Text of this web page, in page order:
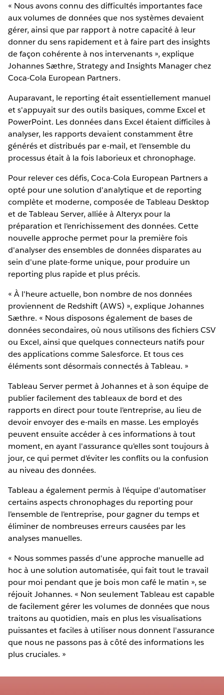
« Nous avons connu des difficultés importantes face
aux volumes de données que nos systèmes devaient
gérer, ainsi que par rapport à notre capacité à leur
donner du sens rapidement et à faire part des insights
de façon cohérente à nos intervenants », explique
Johannes Sæthre, Strategy and Insights Manager chez
Coca-Cola European Partners.
Auparavant, le reporting était essentiellement manuel
et s'appuyait sur des outils basiques, comme Excel et
PowerPoint. Les données dans Excel étaient difficiles à
analyser, les rapports devaient constamment être
générés et distribués par e-mail, et l'ensemble du
processus était à la fois laborieux et chronophage.
Pour relever ces défis, Coca-Cola European Partners a
opté pour une solution d'analytique et de reporting
complète et moderne, composée de Tableau Desktop
et de Tableau Server, alliée à Alteryx pour la
préparation et l'enrichissement des données. Cette
nouvelle approche permet pour la première fois
d'analyser des ensembles de données disparates au
sein d'une plate-forme unique, pour produire un
reporting plus rapide et plus précis.
« À l'heure actuelle, bon nombre de nos données
proviennent de Redshift (AWS) », explique Johannes
Sæthre. « Nous disposons également de bases de
données secondaires, où nous utilisons des fichiers CSV
ou Excel, ainsi que quelques connecteurs natifs pour
des applications comme Salesforce. Et tous ces
éléments sont désormais connectés à Tableau. »
Tableau Server permet à Johannes et à son équipe de
publier facilement des tableaux de bord et des
rapports en direct pour toute l'entreprise, au lieu de
devoir envoyer des e-mails en masse. Les employés
peuvent ensuite accéder à ces informations à tout
moment, en ayant l'assurance qu'elles sont toujours à
jour, ce qui permet d'éviter les conflits ou la confusion
au niveau des données.
Tableau a également permis à l'équipe d'automatiser
certains aspects chronophages du reporting pour
l'ensemble de l'entreprise, pour gagner du temps et
éliminer de nombreuses erreurs causées par les
analyses manuelles.
« Nous sommes passés d'une approche manuelle ad
hoc à une solution automatisée, qui fait tout le travail
pour moi pendant que je bois mon café le matin », se
réjouit Johannes. « Non seulement Tableau est capable
de facilement gérer les volumes de données que nous
traitons au quotidien, mais en plus les visualisations
puissantes et faciles à utiliser nous donnent l'assurance
que nous ne passons pas à côté des informations les
plus cruciales. »